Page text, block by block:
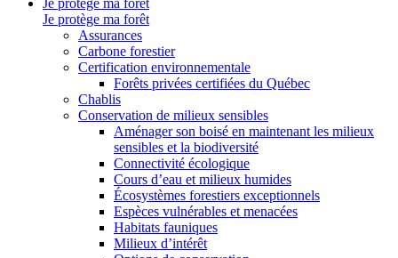
Je protège ma forêt
Je protège ma forêt
Assurances
Carbone forestier
Certification environnementale
Forêts privées certifiées du Québec
Chablis
Conservation de milieux sensibles
Aménager son boisé en maintenant les milieux
sensibles et la biodiversité
Connectivité écologique
Cours d’eau et milieux humides
Écosystèmes forestiers exceptionnels
Espèces vulnérables et menacées
Habitats fauniques
Milieux d’intérêt